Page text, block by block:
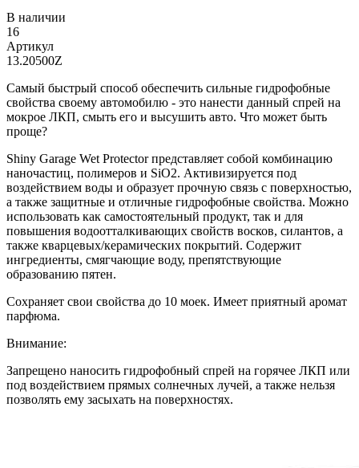
В наличии
16
Артикул
13.20500Z
Самый быстрый способ обеспечить сильные гидрофобные
свойства своему автомобилю - это нанести данный спрей на
мокрое ЛКП, смыть его и высушить авто. Что может быть
проще?
Shiny Garage Wet Protector представляет собой комбинацию
наночастиц, полимеров и SiO2. Активизируется под
воздействием воды и образует прочную связь с поверхностью,
а также защитные и отличные гидрофобные свойства. Можно
использовать как самостоятельный продукт, так и для
повышения водоотталкивающих свойств восков, силантов, а
также кварцевых/керамических покрытий. Содержит
ингредиенты, смягчающие воду, препятствующие
образованию пятен.
Сохраняет свои свойства до 10 моек. Имеет приятный аромат
парфюма.
Внимание:
Запрещено наносить гидрофобный спрей на горячее ЛКП или
под воздействием прямых солнечных лучей, а также нельзя
позволять ему засыхать на поверхностях.